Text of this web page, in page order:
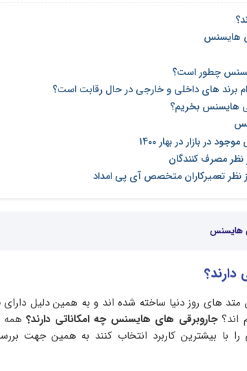
هایسنس
چطور است؟
برند های داخلی و خارجی در حال رقابت است؟
هایسنس بخریم؟
بازار در بهار 1400
مصرف کنندگان
تعمیرکاران متخصص آی پی امداد
هایسنس
های روز دنیا ساخته شده اند و به همین دلیل دارای
اند؟جاروبرقی های هایسنس چه امکاناتی دارند؟همه
با بیشترین کاربرد انتخاب کنند به همین جهت